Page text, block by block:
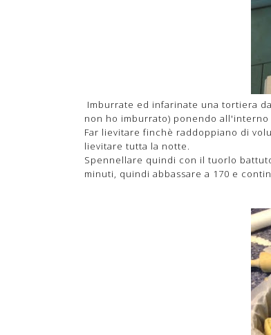
Imburrate ed infarinate una tortiera
non ho imburrato) ponendo
Far lievitare finchè raddoppiano di
lievitare tutta la notte.
Spennellare quindi con il tuorlo
minuti, quindi abbassare a 170 e